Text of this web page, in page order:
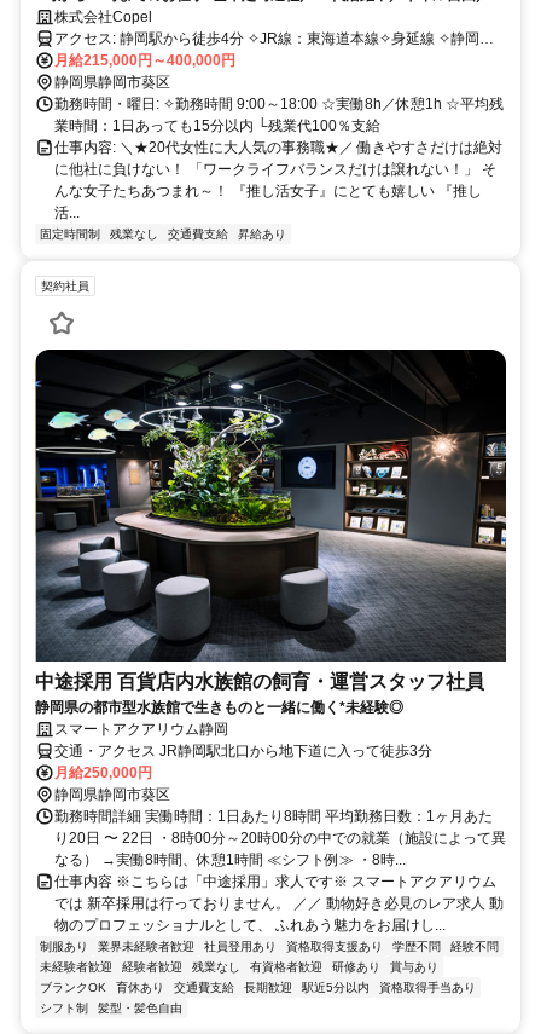
ちかのきれいなオフィス
株式会社Copel
アクセス: 静岡駅から徒歩4分 ✧JR線：東海道本線✧身延線 ✧静岡鉄
道
月給215,000円～400,000円
静岡県静岡市葵区
勤務時間・曜日: ✧勤務時間 9:00～18:00 ☆実働8h／休憩1h ☆平均残
業時間：1日あっても15分以内 └残業代100％支給
仕事内容: ＼★20代女性に大人気の事務職★／ 働きやすさだけは絶対
に他社に負けない！ 「ワークライフバランスだけは譲れない！」 そ
んな女子たちあつまれ～！ 『推し活女子』にとても嬉しい 『推し
活...
固定時間制 残業なし 交通費支給 昇給あり
契約社員
中途採用 百貨店内水族館の飼育・運営スタッフ社員
静岡県の都市型水族館で生きものと一緒に働く*未経験◎
スマートアクアリウム静岡
交通・アクセス JR静岡駅北口から地下道に入って徒歩3分
月給250,000円
静岡県静岡市葵区
勤務時間詳細 実働時間：1日あたり8時間 平均勤務日数：1ヶ月あた
り20日 〜 22日 ・8時00分～20時00分の中での就業（施設によって異
なる） →実働8時間、休憩1時間 ≪シフト例≫ ・8時...
仕事内容 ※こちらは「中途採用」求人です※ スマートアクアリウム
では 新卒採用は行っておりません。 ／／ 動物好き必見のレア求人 動
物のプロフェッショナルとして、 ふれあう魅力をお届けし...
制服あり 業界未経験者歓迎 社員登用あり 資格取得支援あり 学歴不問
経験不問
未経験者歓迎
経験者歓迎 残業なし 有資格者歓迎 研修あり
賞与あり
ブランクOK
育休あり 交通費支給 長期歓迎 駅近5分以内
資格取得手当あり
シフト制
髪型・髪色自由